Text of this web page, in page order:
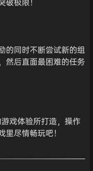
的同时不断尝试新的组
然后直面最困难的任务
戏体验所打造，操作
尽情畅玩吧！